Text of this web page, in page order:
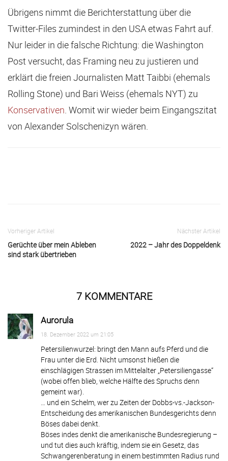
Übrigens nimmt die Berichterstattung über die
Twitter-Files zumindest in den USA etwas Fahrt auf.
Nur leider in die falsche Richtung: die Washington
Post versucht, das Framing neu zu justieren und
erklärt die freien Journalisten Matt Taibbi (ehemals
Rolling Stone) und Bari Weiss (ehemals NYT) zu
Konservativen. Womit wir wieder beim Eingangszitat
von Alexander Solschenizyn wären.
Vorheriger Artikel
Gerüchte über mein Ableben
sind stark übertrieben
Nächster Artikel
2022 – Jahr des Doppeldenk
7 KOMMENTARE
Aurorula
18. Dezember 2022 um 21:05
Petersilienwurzel: bringt den Mann aufs Pferd und die
Frau unter die Erd. Nicht umsonst hießen die
einschlägigen Strassen im Mittelalter „Petersiliengasse“
(wobei offen blieb, welche Hälfte des Spruchs denn
gemeint war).
… und ein Schelm, wer zu Zeiten der Dobbs-vs.-Jackson-
Entscheidung des amerikanischen Bundesgerichts denn
Böses dabei denkt.
Böses indes denkt die amerikanische Bundesregierung –
und tut dies auch kräftig, indem sie ein Gesetz, das
Schwangerenberatung in einem bestimmten Radius rund